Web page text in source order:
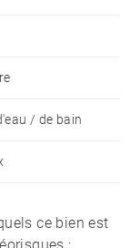
/ de bain
ce bien est